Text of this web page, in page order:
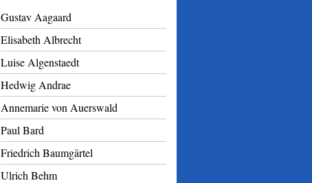
Gustav Aagaard
Elisabeth Albrecht
Luise Algenstaedt
Hedwig Andrae
Annemarie von Auerswald
Paul Bard
Friedrich Baumgärtel
Ulrich Behm